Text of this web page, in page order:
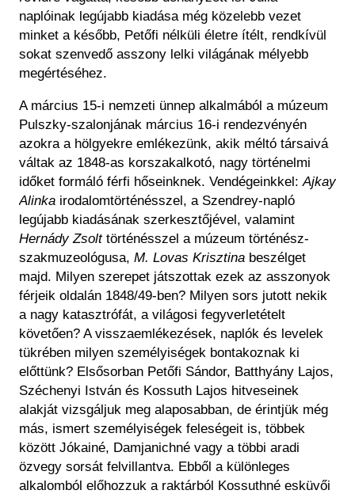
naplóinak legújabb kiadása még közelebb vezet
minket a később, Petőfi nélküli életre ítélt, rendkívül
sokat szenvedő asszony lelki világának mélyebb
megértéséhez.
A március 15-i nemzeti ünnep alkalmából a múzeum
Pulszky-szalonjának március 16-i rendezvényén
azokra a hölgyekre emlékezünk, akik méltó társaivá
váltak az 1848-as korszakalkotó, nagy történelmi
időket formáló férfi hőseinknek. Vendégeinkkel:Ajkay
Alinka irodalomtörténésszel, a Szendrey-napló
legújabb kiadásának szerkesztőjével, valamint
Hernády Zsolttörténésszel a múzeum történész-
szakmuzeológusa, M. Lovas Krisztina beszélget
majd. Milyen szerepet játszottak ezek az asszonyok
férjeik oldalán 1848/49-ben? Milyen sors jutott nekik
a nagy katasztrófát, a világosi fegyverletételt
követően? A visszaemlékezések, naplók és levelek
tükrében milyen személyiségek bontakoznak ki
előttünk? Elsősorban Petőfi Sándor, Batthyány Lajos,
Széchenyi István és Kossuth Lajos hitveseinek
alakját vizsgáljuk meg alaposabban, de érintjük még
más, ismert személyiségek feleségeit is, többek
között Jókainé, Damjanichné vagy a többi aradi
özvegy sorsát felvillantva. Ebből a különleges
alkalomból előhozzuk a raktárból Kossuthné esküvői